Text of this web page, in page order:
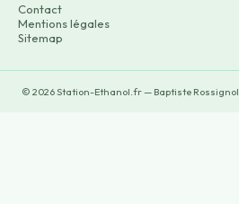
Contact
Mentions légales
Sitemap
© 2026Station-Ethanol.fr — Baptiste Rossignol